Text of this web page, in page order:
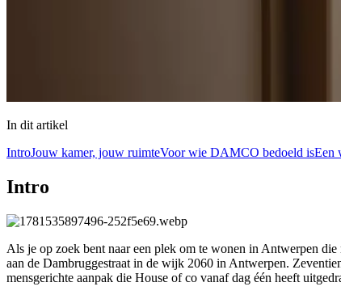
In dit artikel
IntroJouw kamer, jouw ruimteVoor wie DAMCO bedoeld isEen
Intro
Als je op zoek bent naar een plek om te wonen in Antwerpen
aan de Dambruggestraat in de wijk 2060 in Antwerpen.
mensgerichte aanpak die House of co vanaf dag één heeft